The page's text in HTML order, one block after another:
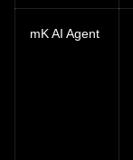
mK AI Agent